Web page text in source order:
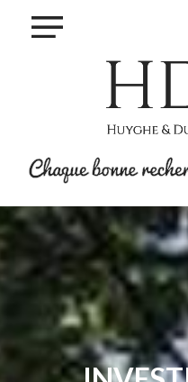
×
INVESTIR
PROJET KROUN - MAMER
RESIDENCE IRIS - BETTANGE
PROJET PHOENIX -
PROJET VAUBAN
BLOG
CONTACT